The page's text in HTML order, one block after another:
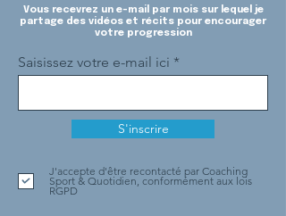
Vous recevrez un e-mail par mois sur lequel je
partage des vidéos et récits pour encourager
votre progression
Saisissez votre e-mail ici
S'inscrire
J'accepte d'être recontacté par Coaching
Sport & Quotidien, conformément aux lois
RGPD